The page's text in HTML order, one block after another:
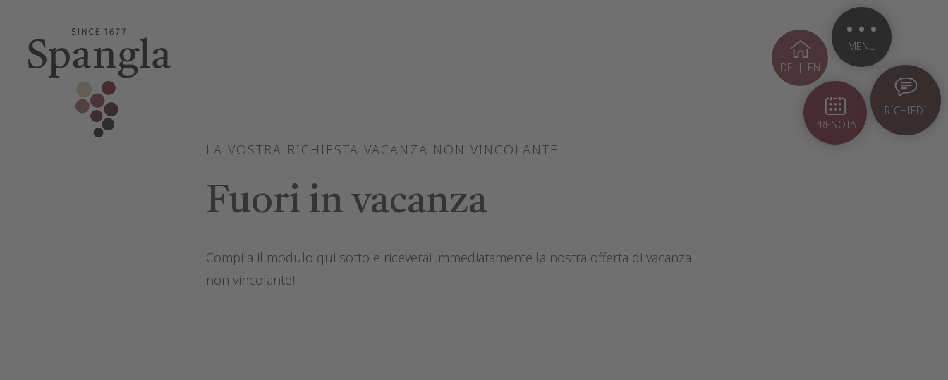
DE | EN
MENU
PRENOTA
RICHIEDI
LA VOSTRA RICHIESTA VACANZA NON VINCOLANTE
Fuori in vacanza
Compila il modulo qui sotto e riceverai immediatamente la nostra offerta di vacanza
non vincolante!